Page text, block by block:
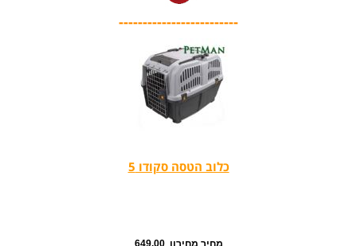
-------------------------
כלוב הטסה סקודו 5
מחיר מחירון 649.00